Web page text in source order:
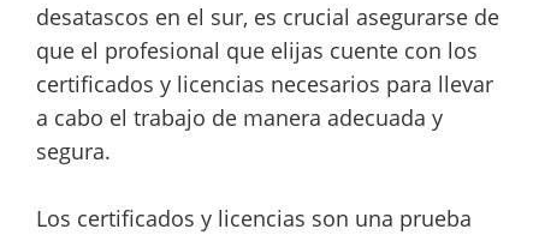
desatascos en el sur, es crucial asegurarse de
que el profesional que elijas cuente con los
certificados y licencias necesarios para llevar
a cabo el trabajo de manera adecuada y
segura.
Los certificados y licencias son una prueba